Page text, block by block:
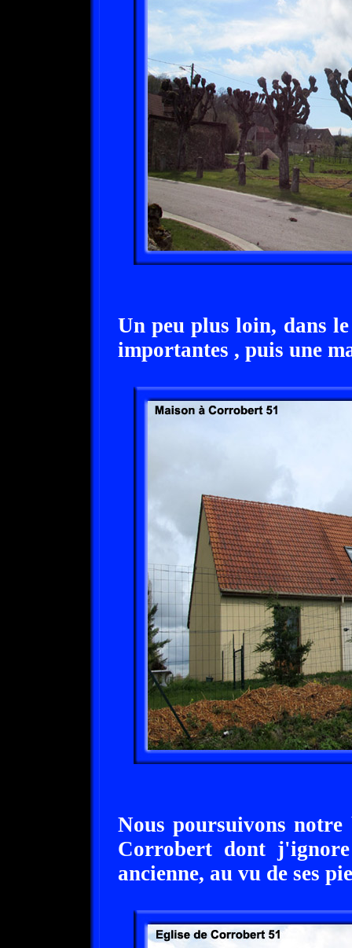
Un peu plus loin, dans
importantes , puis une
Nous poursuivons
Corrobert dont
ancienne, au vu de ses